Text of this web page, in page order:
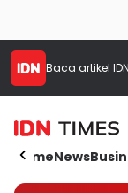
Baca artikel
HomeNews